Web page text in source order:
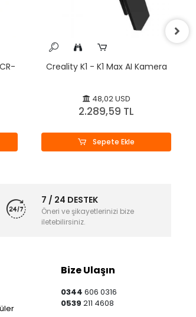
Creality K1 - K1 Max AI Kamera
48,02 USD
2.289,59 TL
Sepete Ekle
7 / 24 DESTEK
Öneri ve şikayetlerinizi bize
iletebilirsiniz.
Bize Ulaşın
0344606 0316
0539211 4608